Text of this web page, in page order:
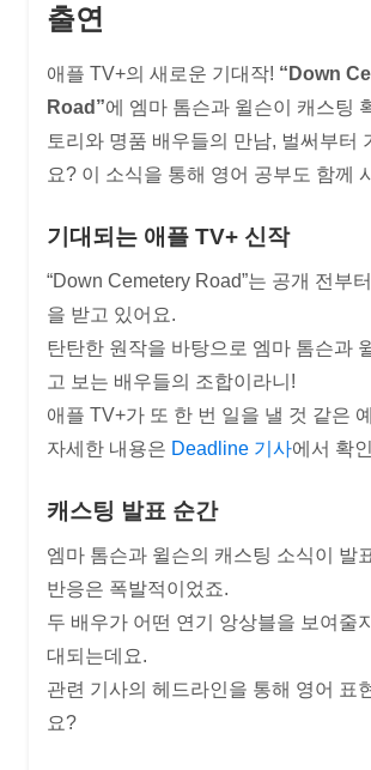
출연
애플 TV+의 새로운 기대작! “Down
Road”에 엠마 톰슨과 윌슨이 캐스팅
토리와 명품 배우들의 만남, 벌써부터
요? 이 소식을 통해 영어 공부도 함께
기대되는 애플 TV+ 신작
“Down Cemetery Road”는 공개 전부
을 받고 있어요.
탄탄한 원작을 바탕으로 엠마 톰슨과
고 보는 배우들의 조합이라니!
애플 TV+가 또 한 번 일을 낼 것 같은
자세한 내용은 Deadline 기사에서 확
캐스팅 발표 순간
엠마 톰슨과 윌슨의 캐스팅 소식이 발
반응은 폭발적이었죠.
두 배우가 어떤 연기 앙상블을 보여줄
대되는데요.
관련 기사의 헤드라인을 통해 영어 표
요?